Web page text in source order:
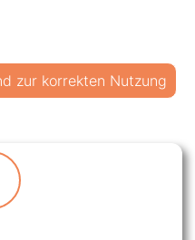
zur korrekten Nutzung